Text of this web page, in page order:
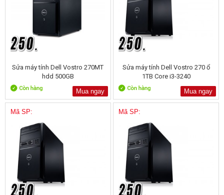
Sửa máy tính Dell Vostro 270MT
hdd 500GB
Mua ngay
Sửa máy tính Dell Vostro 270 ổ
1TB Core i3-3240
Mua ngay
Mã SP: Mã SP: